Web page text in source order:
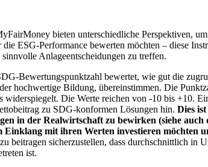
bieten unterschiedliche Perspektiven,
ESG-Performance bewerten möchten – diese
Anlageentscheidungen zu treffen.
Bewertungspunktzahl bewertet, wie gut die
hochwertige Bildung, übereinstimmen. Die
widerspiegelt. Die Werte reichen von -10 bis +10.
zu SDG-konformen Lösungen hin. Dies
in der Realwirtschaft zu bewirken (siehe
Einklang mit ihren Werten investieren
beitragen sicherzustellen, dass durchschnittlich
ist.